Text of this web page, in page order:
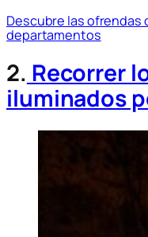
Descubre las ofrendas
departamentos
2. Recorrer
iluminados